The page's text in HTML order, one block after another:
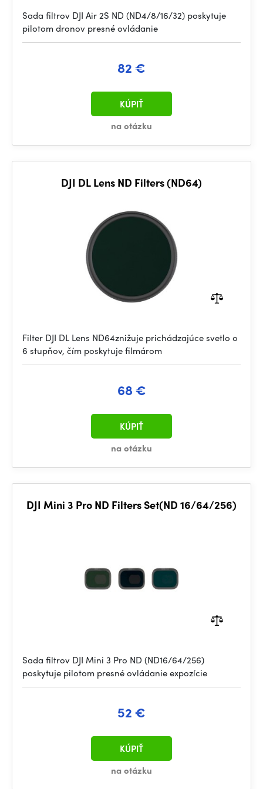
Sada filtrov DJI Air 2S ND (ND4/8/16/32) poskytuje
pilotom dronov presné ovládanie
82 €
na otázku
KÚPIŤ
DJI DL Lens ND Filters (ND64)
Filter DJI DL Lens ND64znižuje prichádzajúce svetlo o
6 stupňov, čím poskytuje filmárom
68 €
na otázku
KÚPIŤ
DJI Mini 3 Pro ND Filters Set(ND 16/64/256)
Sada filtrov DJI Mini 3 Pro ND (ND16/64/256)
poskytuje pilotom presné ovládanie expozície
52 €
na otázku
KÚPIŤ